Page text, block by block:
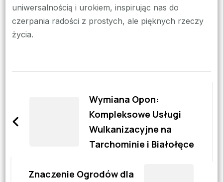
uniwersalnością i urokiem, inspirując nas do
czerpania radości z prostych, ale pięknych rzeczy
życia.
Wymiana Opon:
Kompleksowe Usługi
Wulkanizacyjne na
Tarchominie i Białołęce
Znaczenie Ogrodów dla